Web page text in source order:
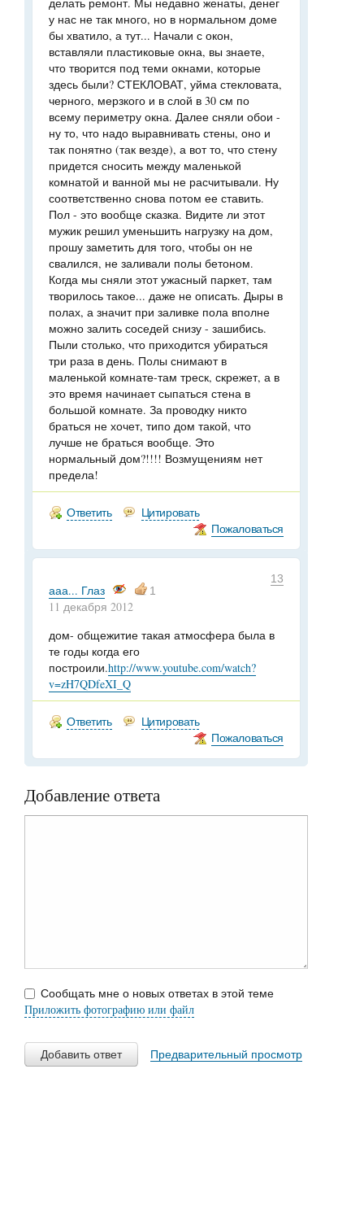
у нас не так много, но в нормальном доме
бы хватило, а тут... Начали с окон,
вставляли пластиковые окна, вы знаете,
что творится под теми окнами, которые
здесь были? СТЕКЛОВАТ, уйма стекловата,
черного, мерзкого и в слой в 30 см по
всему периметру окна. Далее сняли обои -
ну то, что надо выравнивать стены, оно и
так понятно (так везде), а вот то, что стену
придется сносить между маленькой
комнатой и ванной мы не расчитывали. Ну
соответственно снова потом ее ставить.
Пол - это вообще сказка. Видите ли этот
мужик решил уменьшить нагрузку на дом,
прошу заметить для того, чтобы он не
свалился, не заливали полы бетоном.
Когда мы сняли этот ужасный паркет, там
творилось такое... даже не описать. Дыры в
полах, а значит при заливке пола вполне
можно залить соседей снизу - зашибись.
Пыли столько, что приходится убираться
три раза в день. Полы снимают в
маленькой комнате-там треск, скрежет, а в
это время начинает сыпаться стена в
большой комнате. За проводку никто
браться не хочет, типо дом такой, что
лучше не браться вообще. Это
нормальный дом?!!!! Возмущениям нет
предела!
Ответить
Цитировать
Пожаловаться
13
ааа... Глаз 1
11 декабря 2012
дом- общежитие такая атмосфера была в
те годы когда его
построили.http://www.youtube.com/watch?
v=zH7QDfeXI_Q
Ответить
Цитировать
Пожаловаться
Добавление ответа
Сообщать мне о новых ответах в этой теме
Приложить фотографию или файл
Добавить ответ Предварительный просмотр